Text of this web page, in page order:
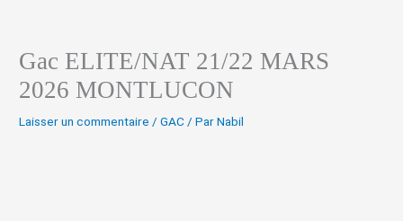
Gac ELITE/NAT 21/22 MARS
2026 MONTLUCON
Laisser un commentaire /GAC / ParNabil